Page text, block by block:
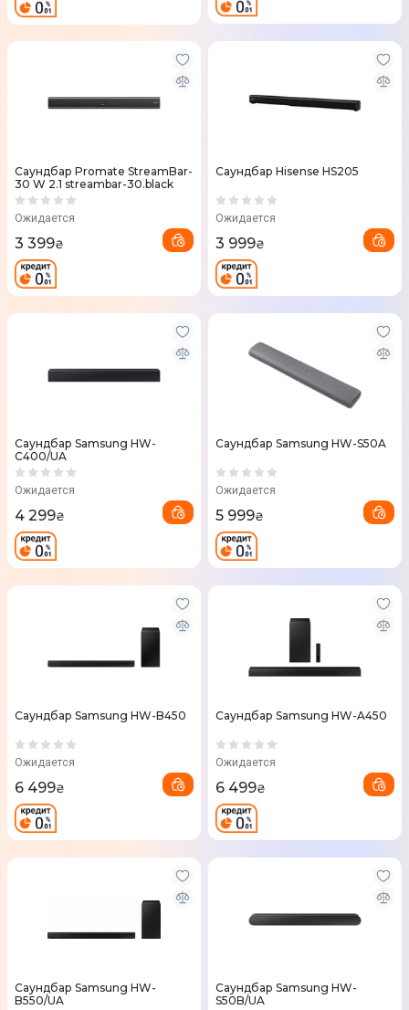
Саундбар Promate StreamBar-
30 W 2.1 streambar-30.black
Ожидается
3 399₴
Саундбар Hisense HS205
Ожидается
3 999₴
Саундбар Samsung HW-
C400/UA
Ожидается
4 299₴
Саундбар Samsung HW-S50A
Ожидается
5 999₴
Саундбар Samsung HW-B450
Ожидается
6 499₴
Саундбар Samsung HW-A450
Ожидается
6 499₴
Саундбар Samsung HW-
B550/UA
Саундбар Samsung HW-
S50B/UA